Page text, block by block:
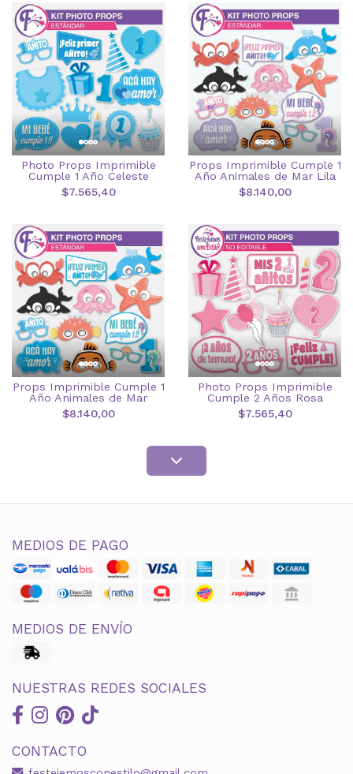
Photo Props Imprimible
Cumple 1 Año Celeste
$7.565,40
Props Imprimible Cumple 1
Año Animales de Mar Lila
$8.140,00
Props Imprimible Cumple 1
Año Animales de Mar
$8.140,00
Photo Props Imprimible
Cumple 2 Años Rosa
$7.565,40
MEDIOS DE PAGO
MEDIOS DE ENVÍO
NUESTRAS REDES SOCIALES
CONTACTO